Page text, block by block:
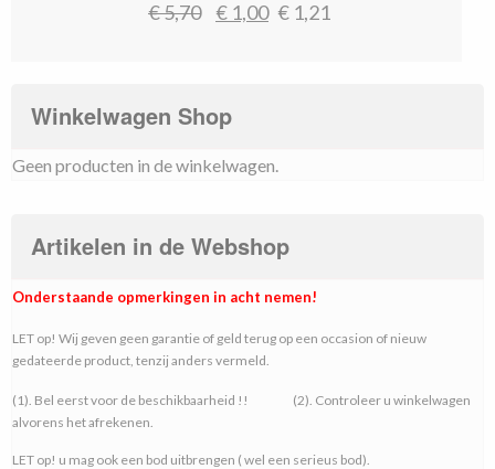
€5,70
Oorspronkelijke
€ 5,70.
€ 1,00 Huidige
€ 1,21
Winkelwagen Shop
Geen producten in de winkelwagen.
Artikelen in de Webshop
Onderstaande opmerkingen in acht nemen!
LET op! Wij geven geen garantie of geld terug op een occasion of nieuw
gedateerde product, tenzij anders vermeld.
(1). Bel eerst voor de beschikbaarheid !! (2). Controleer u winkelwagen
alvorens het afrekenen.
LET op! u mag ook een bod uitbrengen ( wel een serieus bod).